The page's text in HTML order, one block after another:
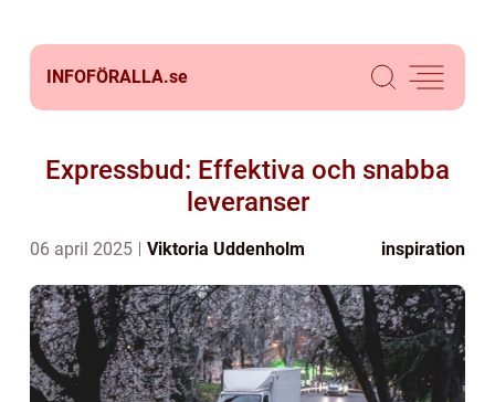
INFOFÖRALLA.se
Expressbud: Effektiva och snabba
leveranser
06 april 2025 Viktoria Uddenholm inspiration